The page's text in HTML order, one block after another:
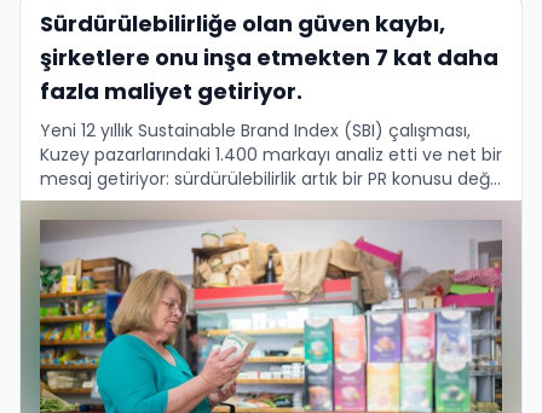
Sürdürülebilirliğe olan güven kaybı,
şirketlere onu inşa etmekten 7 kat daha
fazla maliyet getiriyor.
Yeni 12 yıllık Sustainable Brand Index (SBI) çalışması,
Kuzey pazarlarındaki 1.400 markayı analiz etti ve net bir
mesaj getiriyor: sürdürülebilirlik artık bir PR konusu değil
— işletmenizin sigortasıdır....